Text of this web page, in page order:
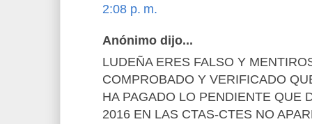
2:08 p. m.
Anónimo dijo...
LUDEÑA ERES FALSO Y
COMPROBADO Y VERIFICADO
HA PAGADO LO PENDIENTE QUE
2016 EN LAS CTAS-CTES NO